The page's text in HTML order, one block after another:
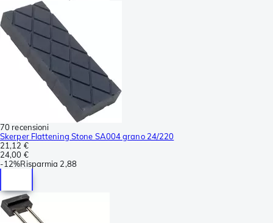
70 recensioni
Skerper Flattening Stone SA004 grano 24/220
21,12 €
24,00 €
-12%Risparmia 2,88